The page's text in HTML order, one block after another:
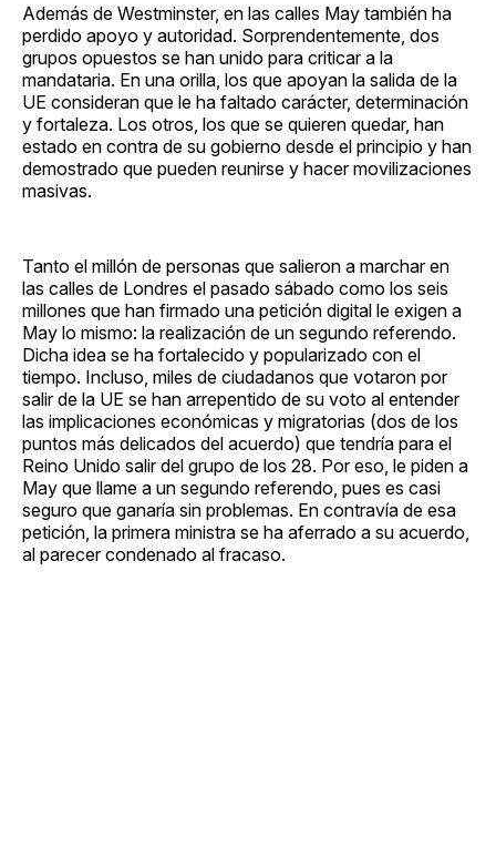
Además de Westminster, en las calles May también ha
perdido apoyo y autoridad. Sorprendentemente, dos
grupos opuestos se han unido para criticar a la
mandataria. En una orilla, los que apoyan la salida de la
UE consideran que le ha faltado carácter, determinación
y fortaleza. Los otros, los que se quieren quedar, han
estado en contra de su gobierno desde el principio y han
demostrado que pueden reunirse y hacer movilizaciones
masivas.
Tanto el millón de personas que salieron a marchar en
las calles de Londres el pasado sábado como los seis
millones que han firmado una petición digital le exigen a
May lo mismo: la realización de un segundo referendo.
Dicha idea se ha fortalecido y popularizado con el
tiempo. Incluso, miles de ciudadanos que votaron por
salir de la UE se han arrepentido de su voto al entender
las implicaciones económicas y migratorias (dos de los
puntos más delicados del acuerdo) que tendría para el
Reino Unido salir del grupo de los 28. Por eso, le piden a
May que llame a un segundo referendo, pues es casi
seguro que ganaría sin problemas. En contravía de esa
petición, la primera ministra se ha aferrado a su acuerdo,
al parecer condenado al fracaso.